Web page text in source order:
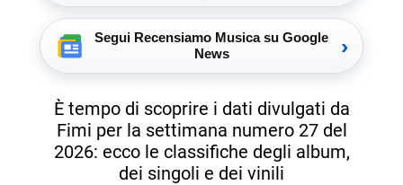
Segui Recensiamo Musica su Google
News
›
È tempo di scoprire i dati divulgati da
Fimi per la settimana numero 27 del
2026: ecco le classifiche degli album,
dei singoli e dei vinili